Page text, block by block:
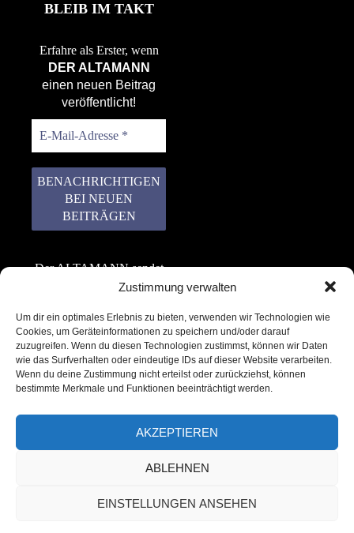
Zustimmung verwalten
Um dir ein optimales Erlebnis zu bieten, verwenden wir Technologien wie
Cookies, um Geräteinformationen zu speichern und/oder darauf
zuzugreifen. Wenn du diesen Technologien zustimmst, können wir Daten
wie das Surfverhalten oder eindeutige IDs auf dieser Website verarbeiten.
Wenn du deine Zustimmung nicht erteilst oder zurückziehst, können
bestimmte Merkmale und Funktionen beeinträchtigt werden.
AKZEPTIEREN
ABLEHNEN
EINSTELLUNGEN ANSEHEN
BLEIB IM TAKT
Erfahre als Erster, wenn
DER ALTAMANN
einen neuen Beitrag
veröffentlicht!
Der ALTAMANN sendet
keinen Spam! Er gibt
weiter. Erfahre mehr in
unserer
Datenschutzerklärung.
Copyright © 2022 – 2025 | ALTAMANN.com